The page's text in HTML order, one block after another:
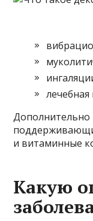
лечебная
Дополнительно
и витаминные
Какую